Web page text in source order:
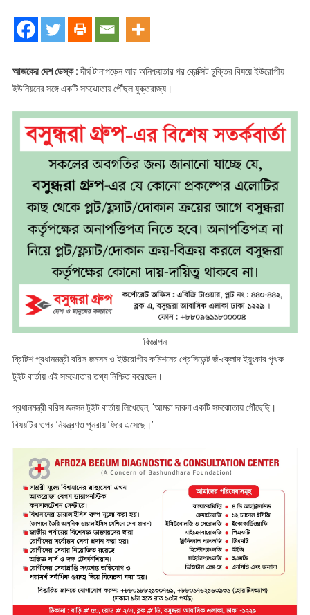
আজকের দেশ ডেস্ক :দীর্ঘ টানাপড়েন আর অনিশ্চয়তার পর ব্রেক্সিট চুক্তির বিষয়ে ইউরোপীয়
ইউনিয়নের সঙ্গে একটি সমঝোতায় পৌঁছল যুক্তরাজ্য।
বিজ্ঞাপন
ব্রিটিশ প্রধানমন্ত্রী বরিস জনসন ও ইউরোপীয় কমিশনের প্রেসিডেন্ট জঁ-ক্লোদ ইয়ুংকার পৃথক
টুইট বার্তায় এই সমঝোতার তথ্য নিশ্চিত করেছেন।
প্রধানমন্ত্রী বরিস জনসন টুইট বার্তায় লিখেছেন, ‘আমরা দারুণ একটি সমঝোতায় পৌঁছেছি।
বিষয়টির ওপর নিয়ন্ত্রণও পুনরায় ফিরে এসেছে।’